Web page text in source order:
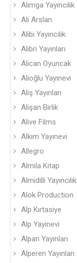
Alımga Yayıncılık
Ali Arslan
Alibi Yayıncılık
Alibri Yayınları
Alican Oyuncak
Alioğlu Yayınevi
Aliş Yayınları
Alişan Birlik
Alive Films
Alkım Yayınevi
Allegro
Almıla Kitap
Almidilli Yayıncılık
Alok Production
Alp Kırtasiye
Alp Yayınevi
Alpan Yayınları
Alperen Yayınları